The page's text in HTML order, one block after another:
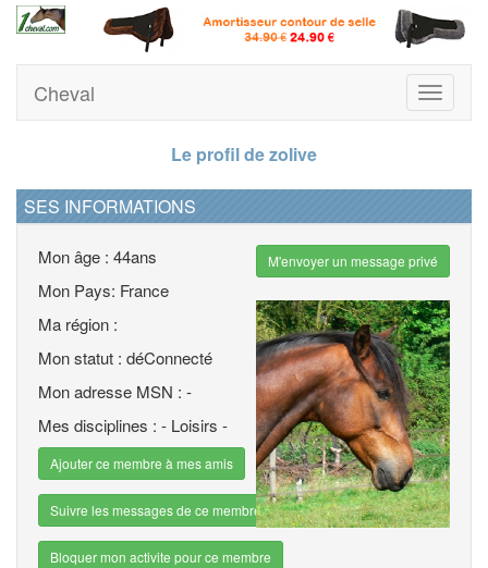
Toggle
Cheval
Le profil de zolive
SES INFORMATIONS
Mon âge : 44ans
Mon Pays: France
Ma région :
Mon statut : déConnecté
Mon adresse MSN : -
Mes disciplines : - Loisirs -
Ajouter ce membre à mes amis
Suivre les messages de ce membre
Bloquer mon activite pour ce membre
M'envoyer un message privé